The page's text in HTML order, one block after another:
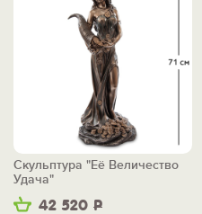
42 520 Р
Скульптура "Её Величество
Удача"